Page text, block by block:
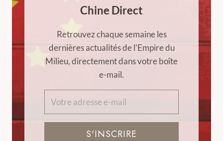
Chine Direct
Retrouvez chaque semaine les
dernières actualités de l'Empire du
Milieu, directement dans votre boîte
e-mail.
S'INSCRIRE